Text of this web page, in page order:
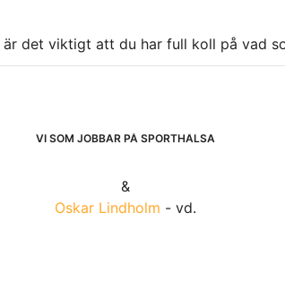
är det viktigt att du har full koll på vad
VI SOM JOBBAR PÅ SPORTHÄLSA
&
Oskar Lindholm - vd.